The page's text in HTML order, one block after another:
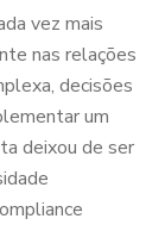
vez mais
nas relações
decisões
um
deixou de ser